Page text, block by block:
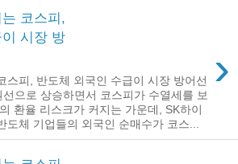
코스피,
시장 방
›
스피, 반도체 외국인 수급이 시장 방어선
으로 상승하면서 코스피가 수열세를 보
환율 리스크가 커지는 가운데, SK하이
도체 기업들의 외국인 순매수가 코스...